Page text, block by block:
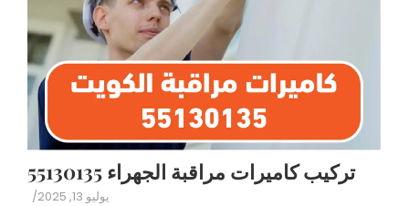
تركيب كاميرات مراقبة الجهراء 55130135
يوليو 13, 2025 /